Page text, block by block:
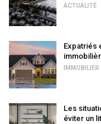
ACTUALITÉ
Expatriés
IMMOBILIER
Les
éviter un